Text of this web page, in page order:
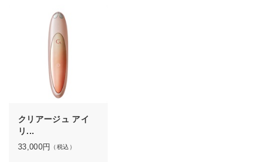
クリアージュ アイ
リ...
33,000円 （税込）